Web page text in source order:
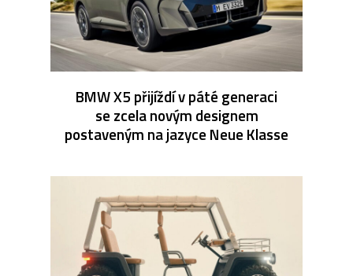
BMW X5 přijíždí v páté generaci
se zcela novým designem
postaveným na jazyce Neue Klasse